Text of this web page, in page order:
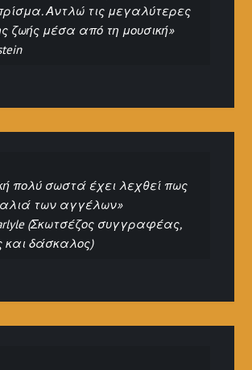
Αντλώ τις μεγαλύτερες
ζωής μέσα από τη μουσική»
πολύ σωστά έχει λεχθεί πως
των αγγέλων»
(Σκωτσέζος συγγραφέας,
και δάσκαλος)